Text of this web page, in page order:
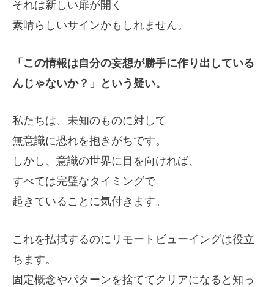
それは新しい扉が開く
素晴らしいサインかもしれません。
「この情報は自分の妄想が勝手に作り出している
んじゃないか？」という疑い。
私たちは、未知のものに対して
無意識に恐れを抱きがちです。
しかし、意識の世界に目を向ければ、
すべては完璧なタイミングで
起きていることに気付きます。
これを払拭するのにリモートビューイングは役立
ちます。
固定概念やパターンを捨ててクリアになると知っ